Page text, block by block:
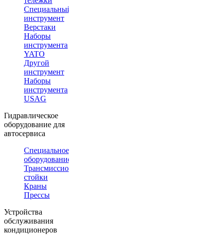
Специальный
инструмент
Верстаки
Наборы
инструмента
YATO
Другой
инструмент
Наборы
инструмента
USAG
Гидравлическое
оборудование для
автосервиса
Специальное
оборудование
Трансмиссионные
стойки
Краны
Прессы
Устройства
обслуживания
кондиционеров